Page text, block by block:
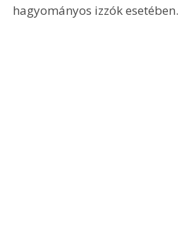
hagyományos izzók esetében.